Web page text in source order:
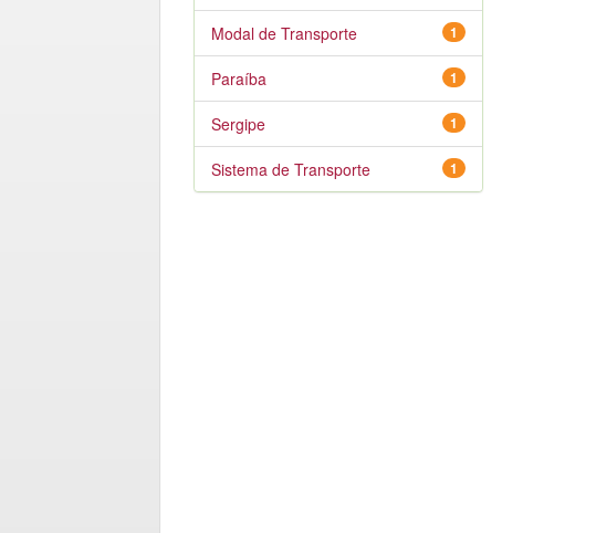
1
Modal de Transporte
1
Paraíba
1
Sergipe
1
Sistema de Transporte